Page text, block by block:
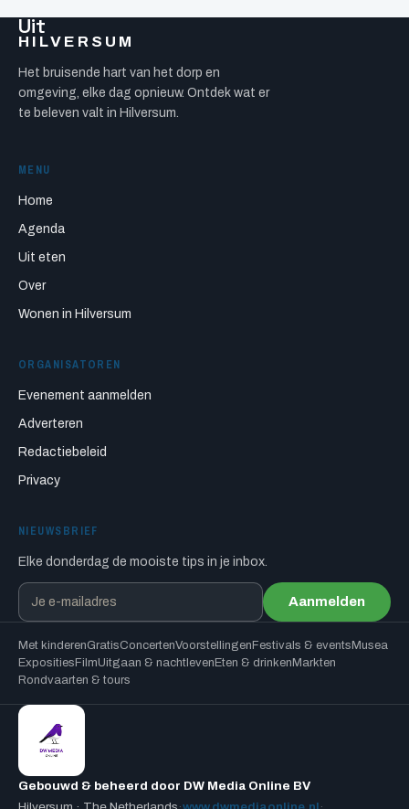
Uit
HILVERSUM
Het bruisende hart van het dorp en
omgeving, elke dag opnieuw. Ontdek wat er
te beleven valt in Hilversum.
MENU
Home
Agenda
Uit eten
Over
Wonen in Hilversum
ORGANISATOREN
Evenement aanmelden
Adverteren
Redactiebeleid
Privacy
NIEUWSBRIEF
Elke donderdag de mooiste tips in je inbox.
Aanmelden
Met kinderenGratisConcertenVoorstellingen Festivals & events Musea
Exposities FilmUitgaan & nachtleven Eten & drinken Markten
Rondvaarten & tours
Gebouwd & beheerd door DW Media Online BV